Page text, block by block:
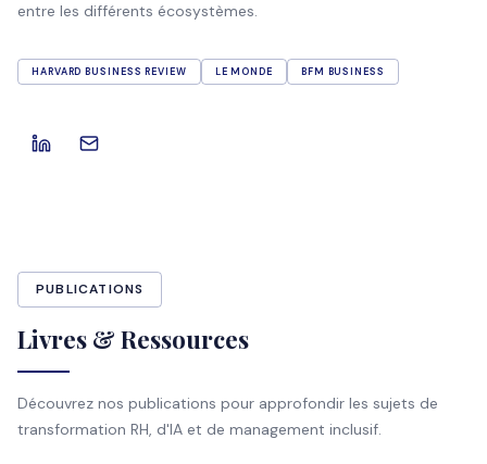
entre les différents écosystèmes.
HARVARD BUSINESS REVIEW LE MONDE BFM BUSINESS
PUBLICATIONS
Livres & Ressources
Découvrez nos publications pour approfondir les sujets de
transformation RH, d'IA et de management inclusif.